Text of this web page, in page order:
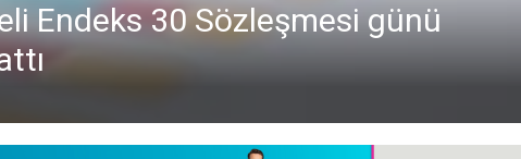
Endeks 30 Sözleşmesi günü